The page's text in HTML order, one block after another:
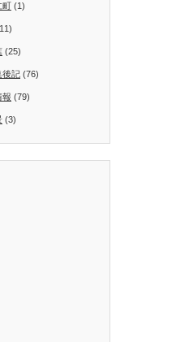
町 (1)
(25)
後記 (76)
報 (79)
(3)